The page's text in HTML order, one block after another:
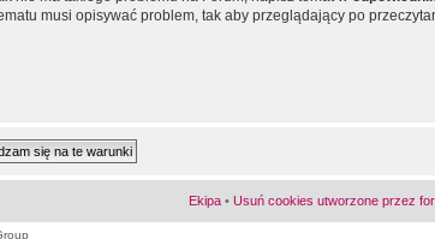
musi opisywać problem, tak aby przeglądający po
Ekipa • Usuń cookies utworzone przez